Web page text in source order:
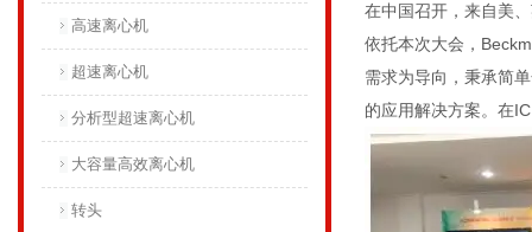
高速离心机
超速离心机
分析型超速离心机
大容量高效离心机
转头
在中国召开，来自美
依托本次大会，
需求为导向，秉承简
的应用解决方案。在